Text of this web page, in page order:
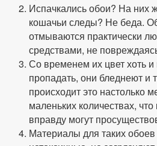
Испачкались обои? На них
кошачьи следы? Не беда.
отмываются практически
средствами, не
Со временем их цвет хоть и
пропадать, они бледнеют и
происходит это настолько
маленьких количествах,
вправду могут
Материалы для таких обоев